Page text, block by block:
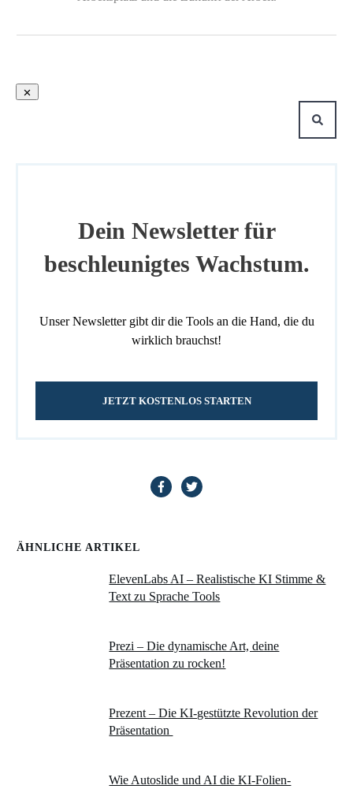
Dein Newsletter für
beschleunigtes Wachstum.
Unser Newsletter gibt dir die Tools an die Hand, die du
wirklich brauchst!
JETZT KOSTENLOS STARTEN
ÄHNLICHE ARTIKEL
ElevenLabs AI – Realistische KI Stimme &
Text zu Sprache Tools
Prezi – Die dynamische Art, deine
Präsentation zu rocken!
Prezent – Die KI-gestützte Revolution der
Präsentation
Wie Autoslide und AI die KI-Folien-